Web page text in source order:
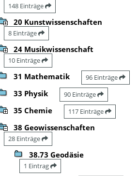
148 Einträge
20 Kunstwissenschaften
8 Einträge
24 Musikwissenschaft
10 Einträge
31 Mathematik 96 Einträge
33 Physik 90 Einträge
35 Chemie 117 Einträge
38 Geowissenschaften
28 Einträge
38.73 Geodäsie
1 Eintrag